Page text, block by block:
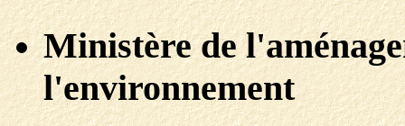
Ministère de
l'environnement